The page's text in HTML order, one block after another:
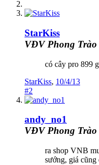
StarKiss
VĐV Phong Trào
có cây pro 899
StarKiss, 10/4/13
#2
andy_no1
VĐV Phong Trào
ra shop VNB
sướng, giá cũng